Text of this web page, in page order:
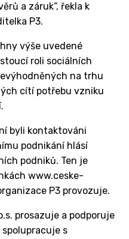
a záruk“, řekla k
P3.
výše uvedené
roli sociálních
na trhu
cítí potřebu vzniku
byli kontaktováni
podnikání hlásí
podniků. Ten je
www.ceske-
P3 provozuje.
prosazuje a podporuje
spolupracuje s